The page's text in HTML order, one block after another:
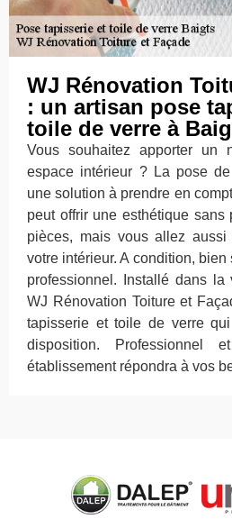
WJ Rénovation
: un artisan pose
toile de verre à
Vous souhaitez apporter un
espace intérieur ? La pose
une solution à prendre en
peut offrir une esthétique
pièces, mais vous allez aussi
votre intérieur. A condition,
professionnel. Installé dans
WJ Rénovation Toiture et
tapisserie et toile de verre
disposition. Professionnel
établissement répondra à vos